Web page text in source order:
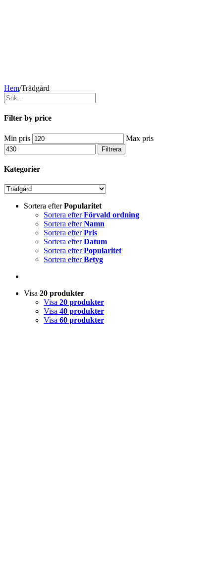
Hem/Trädgård
Filter by price
Min pris Max pris
Filtrera
Kategorier
Sortera efterPopularitet
Sortera efterFörvald ordning
Sortera efterNamn
Sortera efterPris
Sortera efterDatum
Sortera efterPopularitet
Sortera efterBetyg
Visa 20 produkter
Visa 20 produkter
Visa 40 produkter
Visa 60 produkter